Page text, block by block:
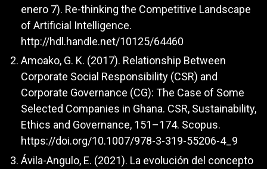
enero 7). Re-thinking the Competitive Landscape
of Artificial Intelligence.
http://hdl.handle.net/10125/64460
Amoako, G. K. (2017). Relationship Between
Corporate Social Responsibility (CSR) and
Corporate Governance (CG): The Case of Some
Selected Companies in Ghana. CSR, Sustainability,
Ethics and Governance, 151–174. Scopus.
https://doi.org/10.1007/978-3-319-55206-4_9
Ávila-Angulo, E. (2021). La evolución del concepto